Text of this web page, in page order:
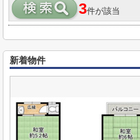
3件が該当
新着物件